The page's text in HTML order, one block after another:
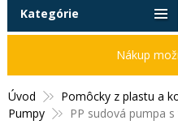
Úvod Pomôcky z plastu a
Pumpy
PP sudová pumpa
Kategórie
Nákup